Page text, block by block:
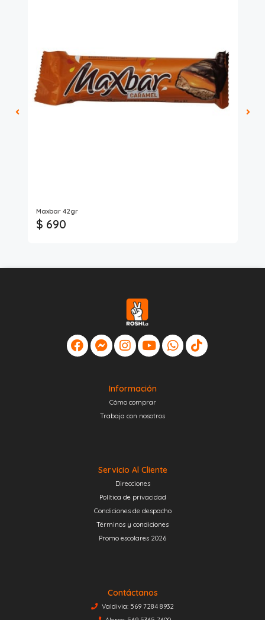
Maxbar 42gr
$ 690
Información
Cómo comprar
Trabaja con nosotros
Servicio Al Cliente
Direcciones
Política de privacidad
Condiciones de despacho
Términos y condiciones
Promo escolares 2026
Contáctanos
Valdivia: 569 7284 8932